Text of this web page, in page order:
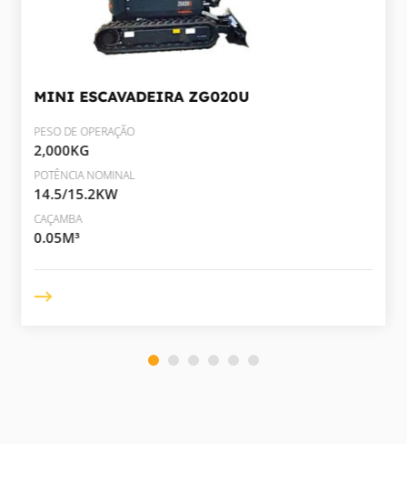
MINI ESCAVADEIRA ZG020U
PESO DE OPERAÇÃO
2,000KG
POTÊNCIA NOMINAL
14.5/15.2KW
CAÇAMBA
0.05M³